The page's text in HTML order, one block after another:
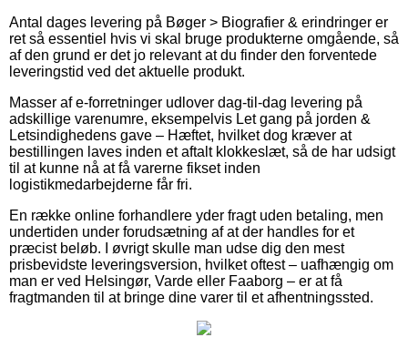
Antal dages levering på Bøger > Biografier & erindringer er
ret så essentiel hvis vi skal bruge produkterne omgående, så
af den grund er det jo relevant at du finder den forventede
leveringstid ved det aktuelle produkt.
Masser af e-forretninger udlover dag-til-dag levering på
adskillige varenumre, eksempelvis Let gang på jorden &
Letsindighedens gave – Hæftet, hvilket dog kræver at
bestillingen laves inden et aftalt klokkeslæt, så de har udsigt
til at kunne nå at få varerne fikset inden
logistikmedarbejderne får fri.
En række online forhandlere yder fragt uden betaling, men
undertiden under forudsætning af at der handles for et
præcist beløb. I øvrigt skulle man udse dig den mest
prisbevidste leveringsversion, hvilket oftest – uafhængig om
man er ved Helsingør, Varde eller Faaborg – er at få
fragtmanden til at bringe dine varer til et afhentningssted.